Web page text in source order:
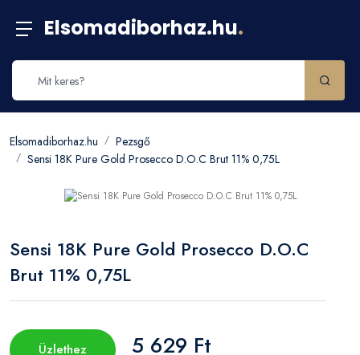
Elsomadiborhaz.hu.
Elsomadiborhaz.hu
Pezsgő
Sensi 18K Pure Gold Prosecco D.O.C Brut 11% 0,75L
Sensi 18K Pure Gold Prosecco D.O.C
Brut 11% 0,75L
Üzlethez 5 629 Ft